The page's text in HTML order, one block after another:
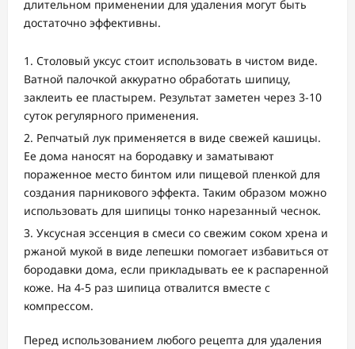
длительном применении для удаления могут быть
достаточно эффективны.
Столовый уксус стоит использовать в чистом виде.
Ватной палочкой аккуратно обработать шипицу,
заклеить ее пластырем. Результат заметен через 3-10
суток регулярного применения.
Репчатый лук применяется в виде свежей кашицы.
Ее дома наносят на бородавку и заматывают
пораженное место бинтом или пищевой пленкой для
создания парникового эффекта. Таким образом можно
использовать для шипицы тонко нарезанный чеснок.
Уксусная эссенция в смеси со свежим соком хрена и
ржаной мукой в виде лепешки помогает избавиться от
бородавки дома, если прикладывать ее к распаренной
коже. На 4-5 раз шипица отвалится вместе с
компрессом.
Перед использованием любого рецепта для удаления